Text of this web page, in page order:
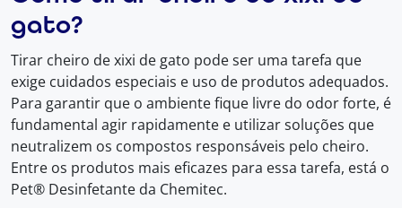
gato?
Tirar cheiro de xixi de gato pode ser uma tarefa que
exige cuidados especiais e uso de produtos adequados.
Para garantir que o ambiente fique livre do odor forte, é
fundamental agir rapidamente e utilizar soluções que
neutralizem os compostos responsáveis pelo cheiro.
Entre os produtos mais eficazes para essa tarefa, está o
Pet® Desinfetante da Chemitec.